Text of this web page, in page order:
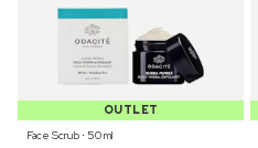
OUTLET
Face Scrub ⋅ 50 ml